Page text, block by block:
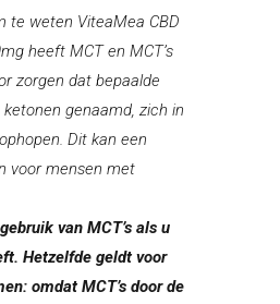
te weten ViteaMea CBD
heeft MCT en MCT’s
zorgen dat bepaalde
genaamd, zich in
Dit kan een
voor mensen met
van MCT’s als u
Hetzelfde geldt voor
omdat MCT’s door de